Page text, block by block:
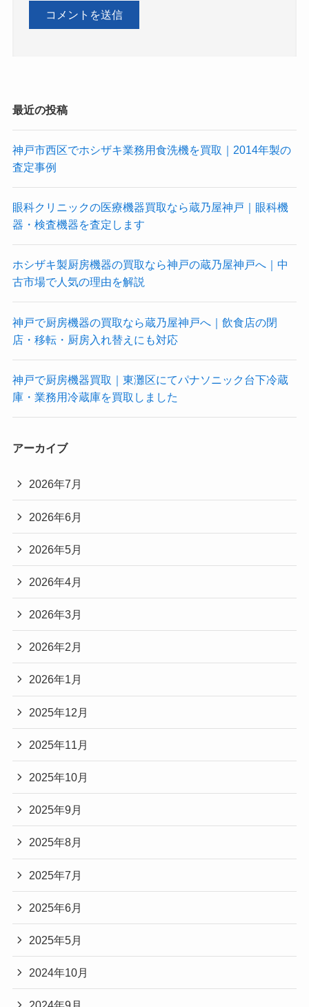
最近の投稿
神戸市西区でホシザキ業務用食洗機を買取｜2014年製の
査定事例
眼科クリニックの医療機器買取なら蔵乃屋神戸｜眼科機
器・検査機器を査定します
ホシザキ製厨房機器の買取なら神戸の蔵乃屋神戸へ｜中
古市場で人気の理由を解説
神戸で厨房機器の買取なら蔵乃屋神戸へ｜飲食店の閉
店・移転・厨房入れ替えにも対応
神戸で厨房機器買取｜東灘区にてパナソニック台下冷蔵
庫・業務用冷蔵庫を買取しました
アーカイブ
2026年7月
2026年6月
2026年5月
2026年4月
2026年3月
2026年2月
2026年1月
2025年12月
2025年11月
2025年10月
2025年9月
2025年8月
2025年7月
2025年6月
2025年5月
2024年10月